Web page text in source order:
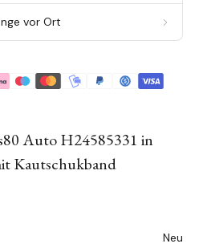
vor Ort
Auto H24585331 in
Kautschukband
Neu